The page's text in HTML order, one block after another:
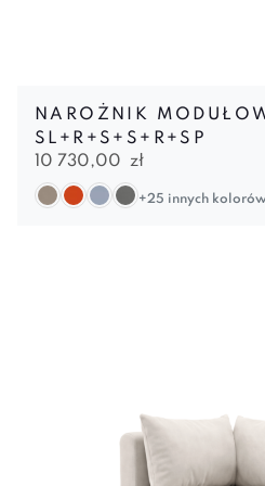
NAROŻNIK
SL+R+S+S+R+SP
10 730,00 zł
+25 innych